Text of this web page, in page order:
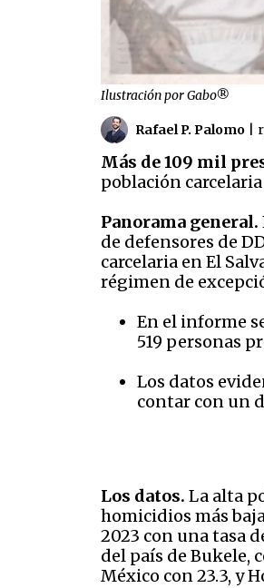
Ilustración por Gabo®
Rafael P. Palomo
Más de 109 mil
población
Panorama general.
de defensores de
carcelaria en El
régimen de
En el informe
519 personas
Los datos
contar con un
Los datos. La alta
homicidios más
2023 con una tasa
del país de Bukele,
México con 23.3, y